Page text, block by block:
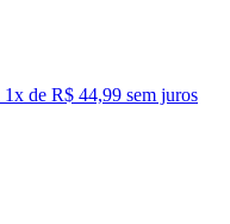
1x de R$ 44,99 sem juros